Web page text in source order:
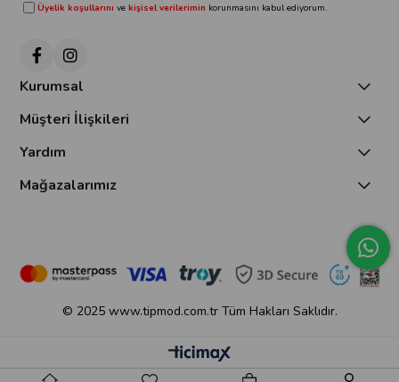
Üyelik koşullarını vekişisel verilerimin korunmasını kabul ediyorum.
Kurumsal
Müşteri İlişkileri
Yardım
Mağazalarımız
© 2025 www.tipmod.com.tr Tüm Hakları Saklıdır.